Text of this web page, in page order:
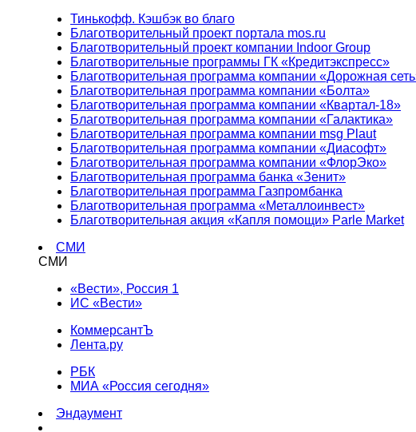
Тинькофф. Кэшбэк во благо
Благотворительный проект портала mos.ru
Благотворительный проект компании Indoor Group
Благотворительные программы ГК «Кредитэкспресс»
Благотворительная программа компании «Дорожная
Благотворительная программа компании «Болта»
Благотворительная программа компании «Квартал-18»
Благотворительная программа компании «Галактика»
Благотворительная программа компании msg Plaut
Благотворительная программа компании «Диасофт»
Благотворительная программа компании «ФлорЭко»
Благотворительная программа банка «Зенит»
Благотворительная программа Газпромбанка
Благотворительная программа «Металлоинвест»
Благотворительная акция «Капля помощи» Parle Market
СМИ
СМИ
«Вести», Россия 1
ИС «Вести»
КоммерсантЪ
Лента.ру
РБК
МИА «Россия сегодня»
Эндаумент